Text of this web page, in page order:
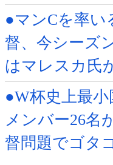
●マンCを率い
督、今シーズ
はマレスカ氏
●W杯史上最
メンバー26名
督問題でゴタ